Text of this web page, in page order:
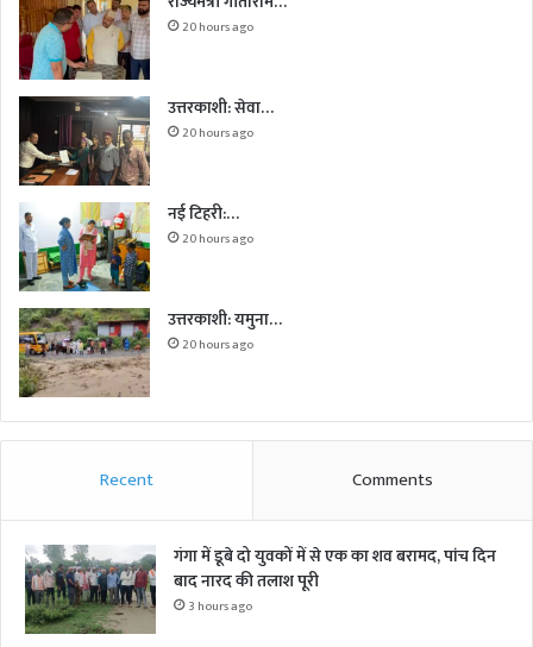
20 hours ago
उत्तरकाशी: सेवा…
20 hours ago
नई टिहरी:…
20 hours ago
उत्तरकाशी: यमुना…
20 hours ago
Recent Comments
गंगा में डूबे दो युवकों में से एक का शव बरामद, पांच दिन
बाद नारद की तलाश पूरी
3 hours ago